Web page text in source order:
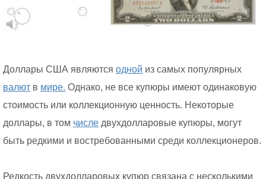
Доллары США являются одной из самых популярных
валют в мире. Однако, не все купюры имеют одинаковую
стоимость или коллекционную ценность. Некоторые
доллары, в том числе двухдолларовые купюры, могут
быть редкими и востребованными среди коллекционеров.
Редкость двухдолларовых купюр связана с несколькими